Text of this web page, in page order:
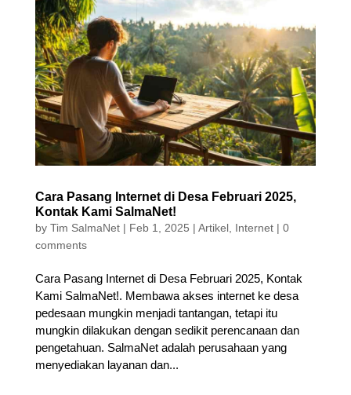
Cara Pasang Internet di Desa Februari 2025,
Kontak Kami SalmaNet!
by Tim SalmaNet| Feb 1, 2025 | Artikel, Internet| 0
comments
Cara Pasang Internet di Desa Februari 2025, Kontak
Kami SalmaNet!. Membawa akses internet ke desa
pedesaan mungkin menjadi tantangan, tetapi itu
mungkin dilakukan dengan sedikit perencanaan dan
pengetahuan. SalmaNet adalah perusahaan yang
menyediakan layanan dan...